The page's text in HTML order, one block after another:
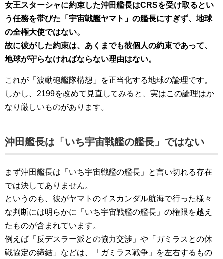
女王スターシャに約束した沖田艦長はCRSを受け取るとい
う任務を帯びた「宇宙戦艦ヤマト」の艦長にすぎず、地球
の全権大使ではない。
故に彼がした約束は、あくまでも彼個人の約束であって、
地球が守らなければならない理由はない。
これが「波動砲艦隊構想」を正当化する地球の論理です。
しかし、2199を改めて見直してみると、実はこの論理はか
なり厳しいものがあります。
沖田艦長は「いち宇宙戦艦の艦長」ではない
まず沖田艦長は「いち宇宙戦艦の艦長」と言い切れる存在
では決してありません。
というのも、彼がヤマトのイスカンダル航海で行った様々
な判断には明らかに「いち宇宙戦艦の艦長」の権限を越え
たものが含まれています。
例えば「反デスラー派との協力交渉」や「ガミラスとの休
戦協定の締結」などは、「ガミラス戦争」を左右するもの